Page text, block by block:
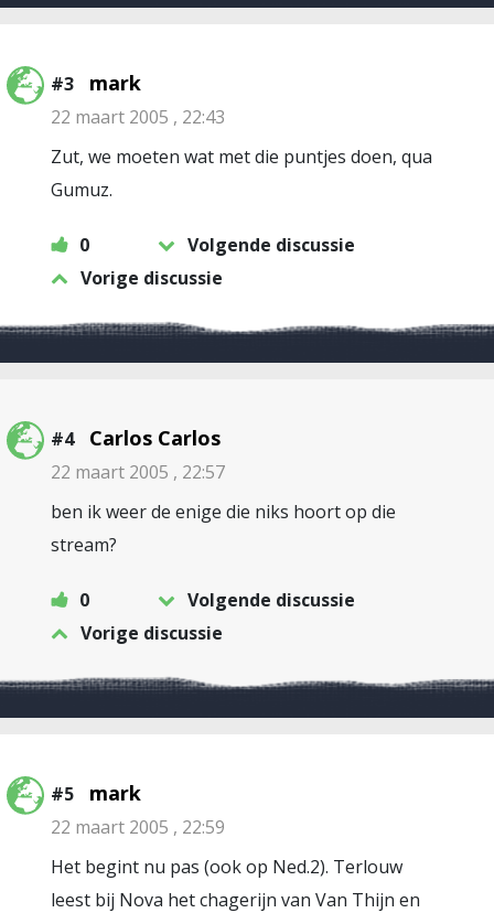
#3 mark
22 maart 2005 , 22:43
Zut, we moeten wat met die puntjes doen, qua
Gumuz.
0
Volgende discussie
Vorige discussie
#4 Carlos Carlos
22 maart 2005 , 22:57
ben ik weer de enige die niks hoort op die
stream?
0
Volgende discussie
Vorige discussie
#5 mark
22 maart 2005 , 22:59
Het begint nu pas (ook op Ned.2). Terlouw
leest bij Nova het chagerijn van Van Thijn en